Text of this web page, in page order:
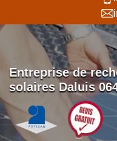
Entreprise de
solaires Daluis